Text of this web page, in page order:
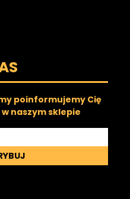
poinformujemy Cię
naszym sklepie